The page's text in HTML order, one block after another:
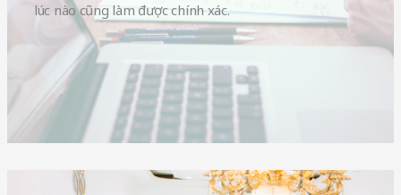
lúc nào cũng làm được chính xác.